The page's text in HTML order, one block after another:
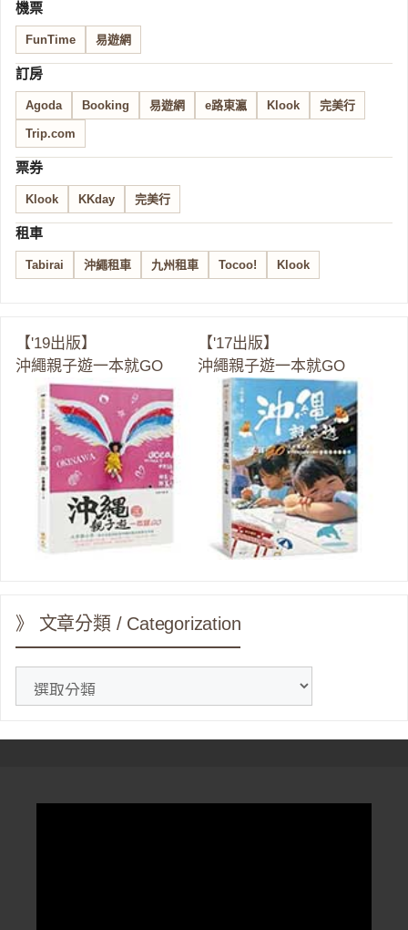
機票
FunTime 易遊網
訂房
Agoda Booking 易遊網 e路東瀛 Klook 完美行
Trip.com
票券
Klook KKday 完美行
租車
Tabirai 沖繩租車 九州租車 Tocoo! Klook
【'19出版】
沖繩親子遊一本就GO
【'17出版】
沖繩親子遊一本就GO
》 文章分類 / Categorization
分